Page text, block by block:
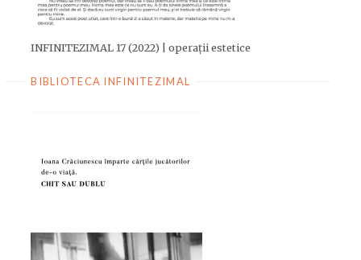
INFINITEZIMAL 17 (2022) | operații estetice
BIBLIOTECA INFINITEZIMAL